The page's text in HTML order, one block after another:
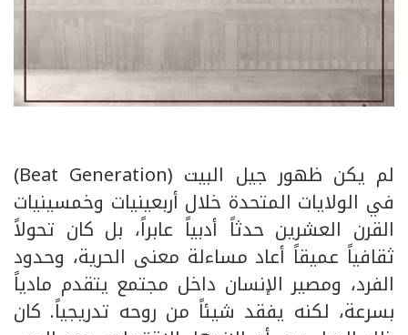
لم يكن ظهور جيل البيت (Beat Generation)
في الولايات المتحدة خلال أربعينيات وخمسينيات
القرن العشرين حدثاً أدبياً عابراً، بل كان تحولاً
ثقافياً عميقاً أعاد مساءلة معنى الحرية، وحدود
الفرد، ومصير الإنسان داخل مجتمع يتقدم مادياً
بسرعة، لكنه يفقد شيئاً من روحه تدريجياً. كان